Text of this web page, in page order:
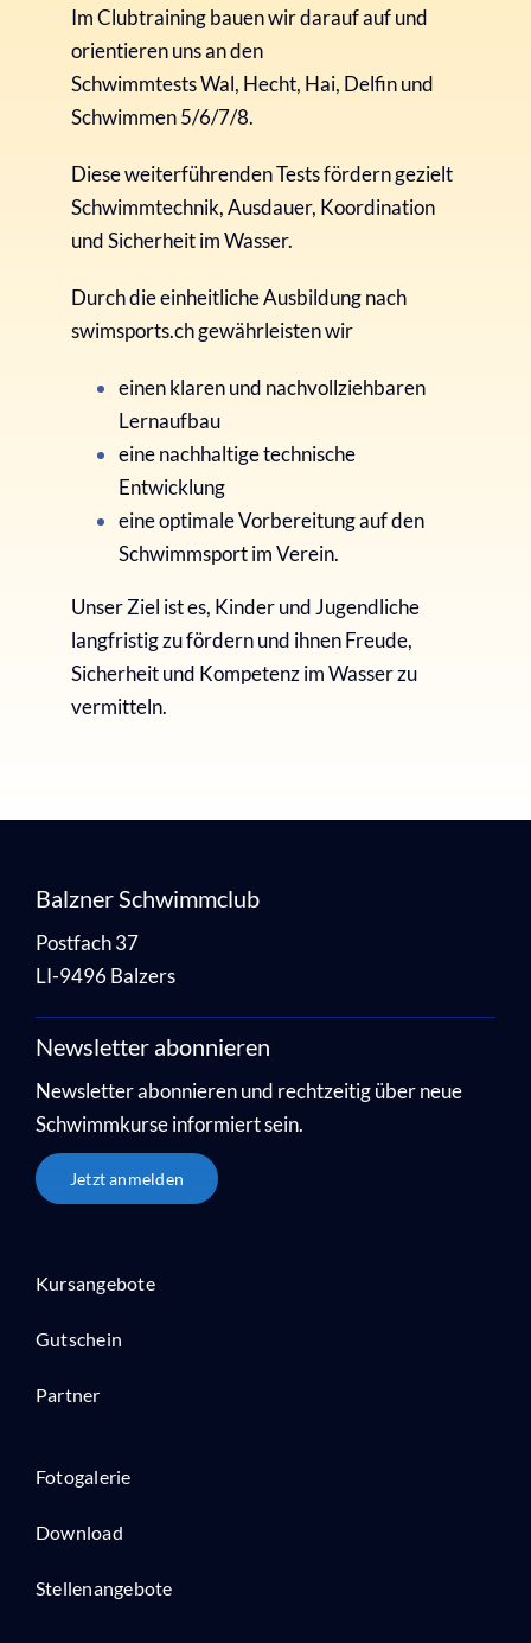
Im Clubtraining bauen wir darauf auf und
orientieren uns an den
Schwimmtests Wal, Hecht, Hai, Delfin und
Schwimmen 5/6/7/8.
Diese weiterführenden Tests fördern gezielt
Schwimmtechnik, Ausdauer, Koordination
und Sicherheit im Wasser.
Durch die einheitliche Ausbildung nach
swimsports.ch gewährleisten wir
einen klaren und nachvollziehbaren
Lernaufbau
eine nachhaltige technische
Entwicklung
eine optimale Vorbereitung auf den
Schwimmsport im Verein.
Unser Ziel ist es, Kinder und Jugendliche
langfristig zu fördern und ihnen Freude,
Sicherheit und Kompetenz im Wasser zu
vermitteln.
Balzner Schwimmclub
Postfach 37
LI-9496 Balzers
Newsletter abonnieren
Newsletter abonnieren und rechtzeitig über neue
Schwimmkurse informiert sein.
Jetzt anmelden
Kursangebote
Gutschein
Partner
Fotogalerie
Download
Stellenangebote